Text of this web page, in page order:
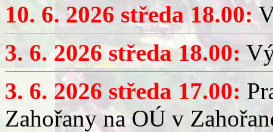
10. 6. 2026 středa 18.00:
3. 6. 2026 středa 18.00:
3. 6. 2026 středa 17.00:
Zahořany na OÚ v